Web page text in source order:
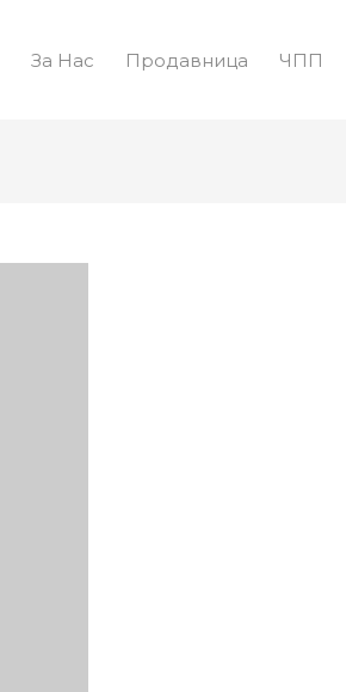
За Нас Продавница ЧПП